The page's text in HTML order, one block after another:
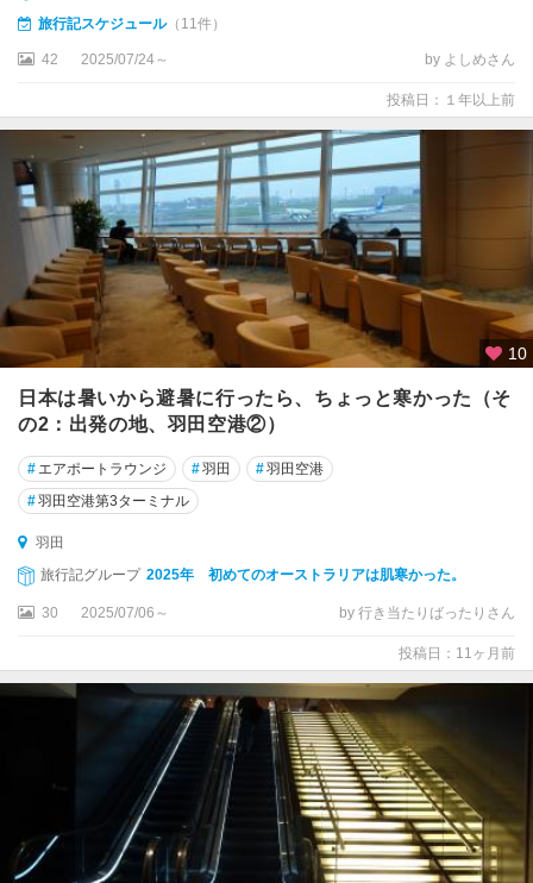
旅行記スケジュール（11件）
42 2025/07/24～ by よしめさん
投稿日：１年以上前
10
日本は暑いから避暑に行ったら、ちょっと寒かった（そ
の2：出発の地、羽田空港②）
# エアポートラウンジ #羽田 #羽田空港
#羽田空港第3ターミナル
羽田
旅行記グループ 2025年 初めてのオーストラリアは肌寒かった。
30 2025/07/06～ by 行き当たりばったりさん
投稿日：11ヶ月前